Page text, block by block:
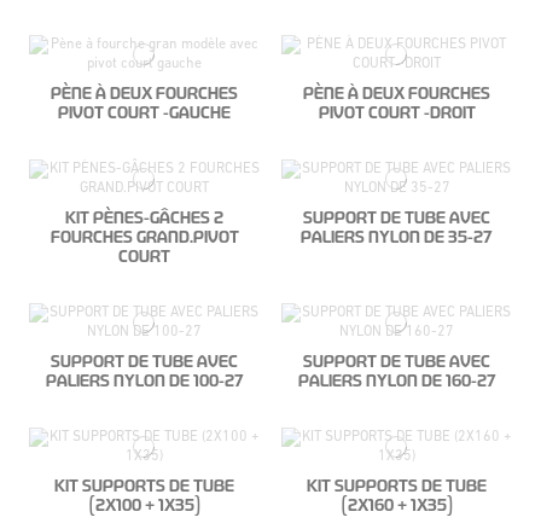
PÈNE À DEUX FOURCHES
PIVOT COURT -GAUCHE
PÈNE À DEUX FOURCHES
PIVOT COURT -DROIT
KIT PÈNES-GÂCHES 2
FOURCHES GRAND.PIVOT
COURT
SUPPORT DE TUBE AVEC
PALIERS NYLON DE 35-27
SUPPORT DE TUBE AVEC
PALIERS NYLON DE 100-27
SUPPORT DE TUBE AVEC
PALIERS NYLON DE 160-27
KIT SUPPORTS DE TUBE
(2X100 + 1X35)
KIT SUPPORTS DE TUBE
(2X160 + 1X35)